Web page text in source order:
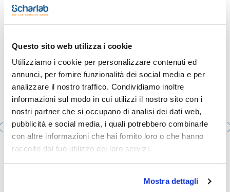
Questo sito web utilizza i cookie
Utilizziamo i cookie per personalizzare contenuti ed
annunci, per fornire funzionalità dei social media e per
analizzare il nostro traffico. Condividiamo inoltre
informazioni sul modo in cui utilizzi il nostro sito con i
nostri partner che si occupano di analisi dei dati web,
pubblicità e social media, i quali potrebbero combinarle
con altre informazioni che hai fornito loro o che hanno
raccolto dal tuo utilizzo dei loro servizi.
Mostra dettagli
Ti potrebbe interessare anche
temperatura elevata